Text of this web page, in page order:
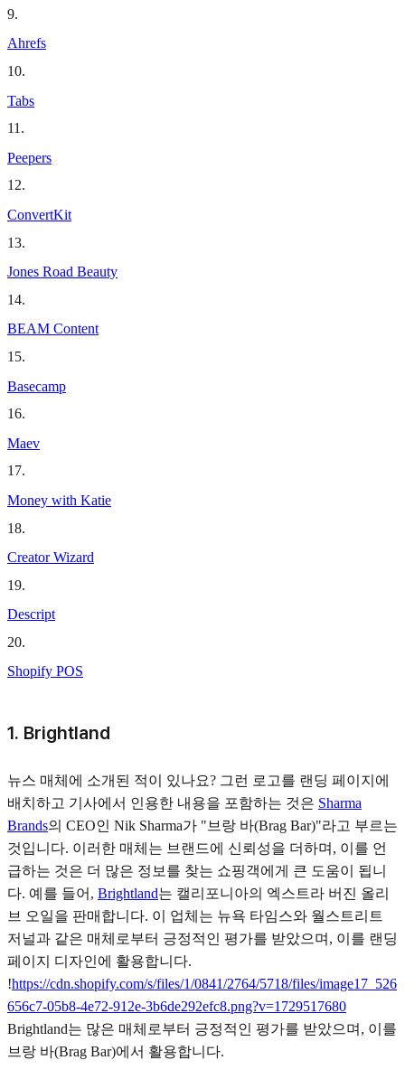
9.
Ahrefs
10.
Tabs
11 .
Peepers
12.
ConvertKit
13.
Jones Road Beauty
14.
BEAM Content
15.
Basecamp
16.
Maev
17.
Money with Katie
18.
Creator Wizard
19.
Descript
20.
Shopify POS
1. Brightland
뉴스 매체에 소개된 적이 있나요? 그런 로고를 랜딩 페이지에
배치하고 기사에서 인용한 내용을 포함하는 것은 Sharma
Brands의 CEO인 Nik Sharma가 "브랑 바(Brag Bar)"라고 부르는
것입니다. 이러한 매체는 브랜드에 신뢰성을 더하며, 이를 언
급하는 것은 더 많은 정보를 찾는 쇼핑객에게 큰 도움이 됩니
다. 예를 들어, Brightland는 캘리포니아의 엑스트라 버진 올리
브 오일을 판매합니다. 이 업체는 뉴욕 타임스와 월스트리트
저널과 같은 매체로부터 긍정적인 평가를 받았으며, 이를 랜딩
페이지 디자인에 활용합니다.
!https://cdn.shopify.com/s/files/1/0841/2764/5718/files/image17_526
656c7-05b8-4e72-912e-3b6de292efc8.png?v=1729517680
Brightland는 많은 매체로부터 긍정적인 평가를 받았으며, 이를
브랑 바(Brag Bar)에서 활용합니다.